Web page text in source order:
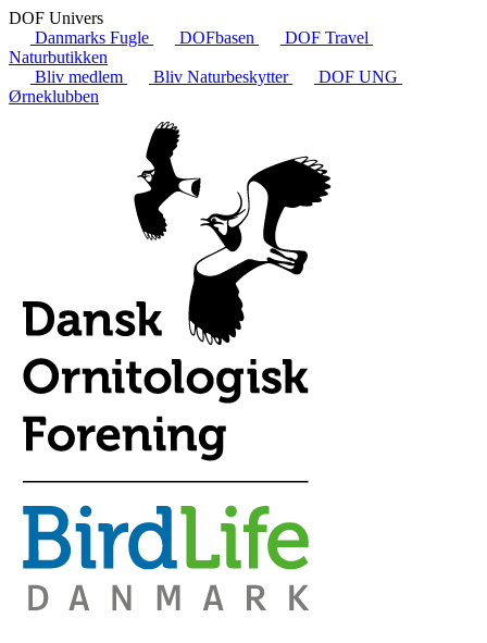
DOF Univers
Danmarks Fugle
DOFbasen
DOF Travel
Naturbutikken
Bliv medlem
Bliv Naturbeskytter
DOF UNG
Ørneklubben